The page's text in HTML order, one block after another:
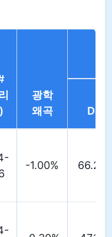
광학
왜곡
D
-1.00% 66.2°